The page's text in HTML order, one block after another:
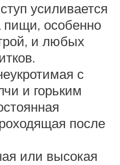
усиливается
пищи, особенно
и любых
с
и горьким
после
или высокая